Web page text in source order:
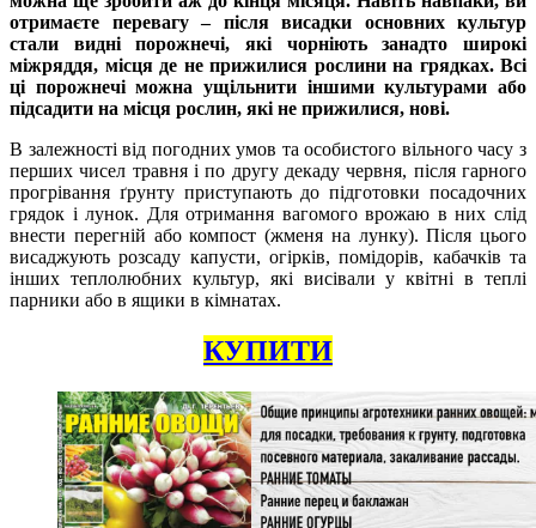
отримаєте перевагу – після висадки основних культур
стали видні порожнечі, які чорніють занадто широкі
міжряддя, місця де не прижилися рослини на грядках. Всі
ці порожнечі можна ущільнити іншими культурами або
підсадити на місця рослин, які не прижилися, нові.
В залежності від погодних умов та особистого вільного часу з
перших чисел травня і по другу декаду червня, після гарного
прогрівання ґрунту приступають до підготовки посадочних
грядок і лунок. Для отримання вагомого врожаю в них слід
внести перегній або компост (жменя на лунку). Після цього
висаджують розсаду капусти, огірків, помідорів, кабачків та
інших теплолюбних культур, які висівали у квітні в теплі
парники або в ящики в кімнатах.
КУПИТИ